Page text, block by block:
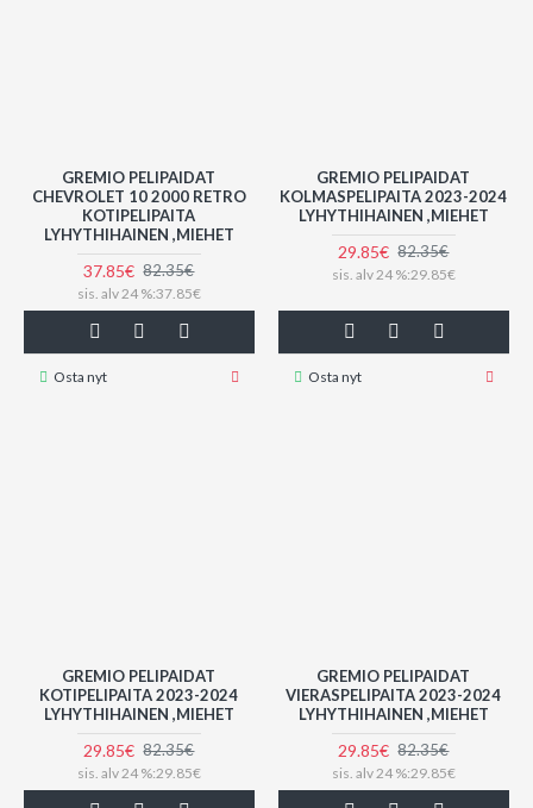
GREMIO PELIPAIDAT
CHEVROLET 10 2000 RETRO
KOTIPELIPAITA
LYHYTHIHAINEN ,MIEHET
37.85€ 82.35€
sis. alv 24 %:37.85€
Osta nyt
GREMIO PELIPAIDAT
KOLMASPELIPAITA 2023-2024
LYHYTHIHAINEN ,MIEHET
29.85€ 82.35€
sis. alv 24 %:29.85€
Osta nyt
GREMIO PELIPAIDAT
KOTIPELIPAITA 2023-2024
LYHYTHIHAINEN ,MIEHET
29.85€ 82.35€
sis. alv 24 %:29.85€
GREMIO PELIPAIDAT
VIERASPELIPAITA 2023-2024
LYHYTHIHAINEN ,MIEHET
29.85€ 82.35€
sis. alv 24 %:29.85€